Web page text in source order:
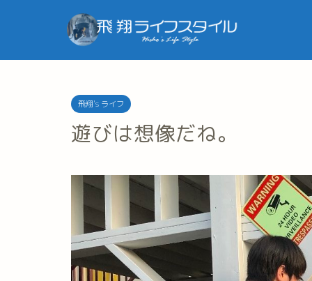
飛翔's ライフ
遊びは想像だね。